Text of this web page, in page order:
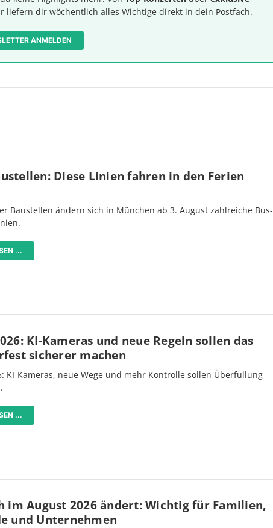
liefern dir wöchentlich alles Wichtige direkt in dein Postfach.
ANMELDEN
Diese Linien fahren in den Ferien
Baustellen ändern sich in München ab 3. August zahlreiche Bus-
...
KI-Kameras und neue Regeln sollen das
sicherer machen
KI-Kameras, neue Wege und mehr Kontrolle sollen Überfüllung
...
im August 2026 ändert: Wichtig für Familien,
und Unternehmen